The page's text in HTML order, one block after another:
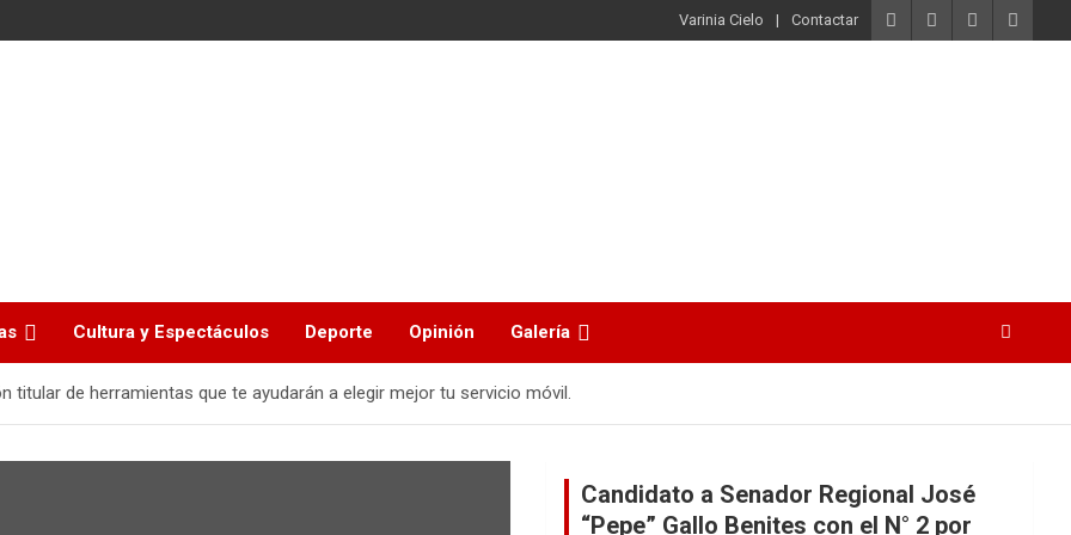
Varinia Cielo Contactar
Cultura y Espectáculos Deporte Opinión Galería
titular de herramientas que te ayudarán a elegir mejor tu servicio móvil.
Candidato a Senador Regional José
“Pepe” Gallo Benites con el N° 2 por